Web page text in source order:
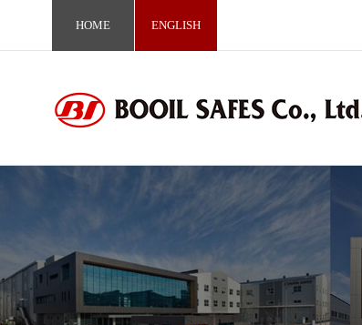
HOME ENGLISH